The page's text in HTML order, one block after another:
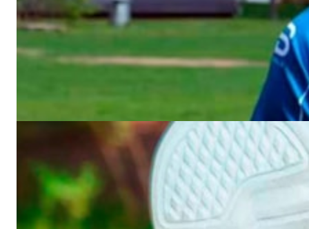
Nivå 3, uke 7
Det er lite som er mer tilfredsstillende enn å kjenne at
kroppen takker deg for treningsinnsatsen du legger ned.